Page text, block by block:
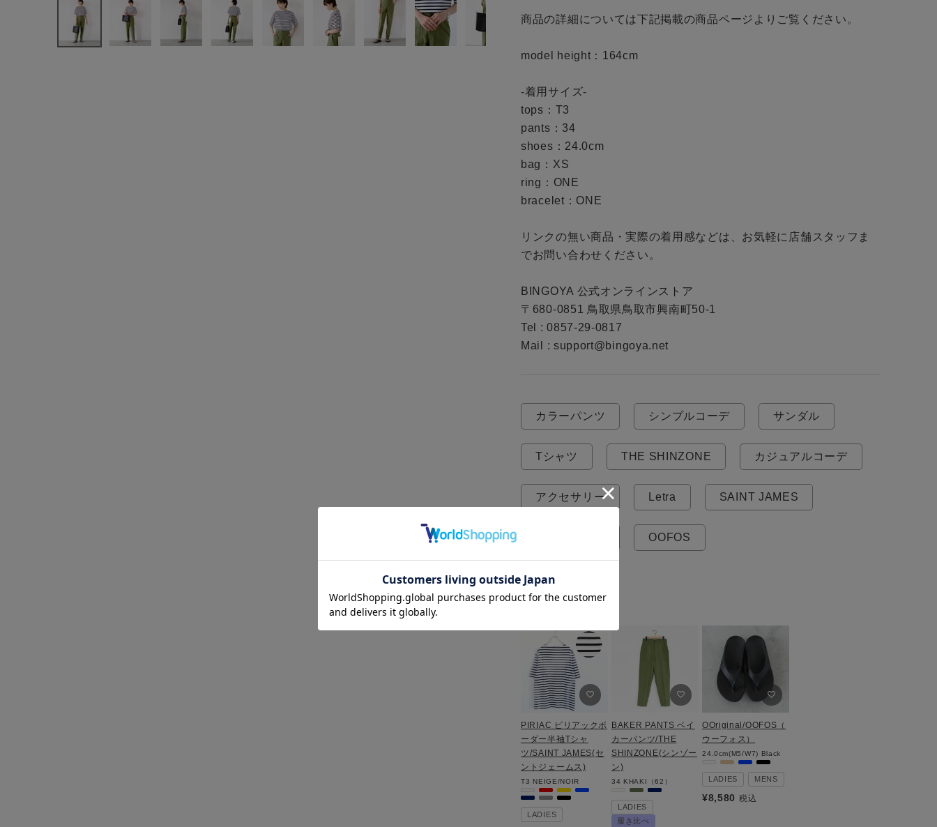
商品の詳細については下記掲載の商品ページよりご覧ください。
model height：164cm
-着用サイズ-
tops：T3
pants：34
shoes：24.0cm
bag：XS
ring：ONE
bracelet：ONE
リンクの無い商品・実際の着用感などは、お気軽に店舗スタッフま
でお問い合わせください。
BINGOYA 公式オンラインストア
〒680-0851 鳥取県鳥取市興南町50-1
Tel : 0857-29-0817
Mail : support@bingoya.net
カラーパンツ シンプルコーデ サンダル
Tシャツ THE SHINZONE カジュアルコーデ
アクセサリー Letra SAINT JAMES
OOFOS
着用アイテム
PIRIAC ピリアックボ
ーダー半袖Tシャ
ツ/SAINT JAMES(セ
ントジェームス)
T3 NEIGE/NOIR
LADIES
BAKER PANTS ベイ
カーパンツ/THE
SHINZONE(シンゾー
ン)
34 KHAKI（62）
LADIES
履き比べ
OOriginal/OOFOS（
ウーフォス）
24.0cm(M5/W7) Black
LADIES MENS
¥8,580 税込